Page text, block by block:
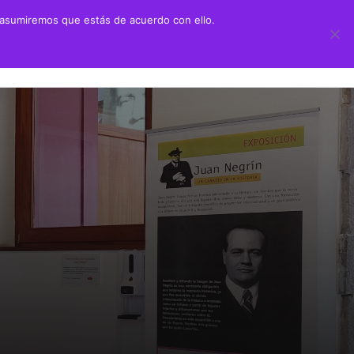
Juan Negrín UN CANARIO EN LA HISTORIA
alumnado prácticas ULPGC
Información sobre transparencia
Información institucional
Información sobre la organización
Información económico-financiera
Contratos y convenios
Ayudas y subvenciones
Políticas y códigos éticos
Memorias
que estás de acuerdo con ello.